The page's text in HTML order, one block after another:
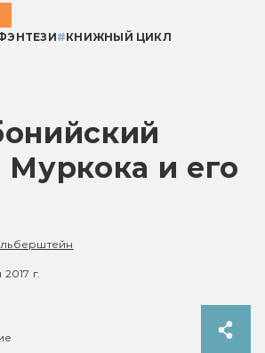
#КНИЖНЫЙ ЦИКЛ
и его
г.